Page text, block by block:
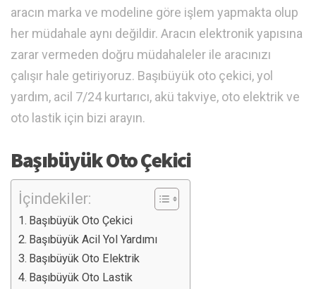
aracın marka ve modeline göre işlem yapmakta olup
her müdahale aynı değildir. Aracın elektronik yapısına
zarar vermeden doğru müdahaleler ile aracınızı
çalışır hale getiriyoruz. Başıbüyük oto çekici, yol
yardım, acil 7/24 kurtarıcı, akü takviye, oto elektrik ve
oto lastik için bizi arayın.
Başıbüyük Oto Çekici
İçindekiler:
Başıbüyük Oto Çekici
Başıbüyük Acil Yol Yardımı
Başıbüyük Oto Elektrik
Başıbüyük Oto Lastik